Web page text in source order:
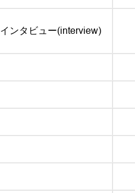
インタビュー(interview)